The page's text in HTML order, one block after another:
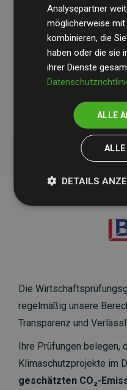
Informationen zu den
Sie hier.
Initiative Websites,
Die
regelmäßig unsere
Transparenz und
Ihre Prüfungen belegen,
Klimaschutzprojekte im
geschätzten CO₂-
Analysepartner
möglicherweise
kombinieren, die
haben oder die sie
ihrer Dienste
ALLE
ALLE
DETAILS